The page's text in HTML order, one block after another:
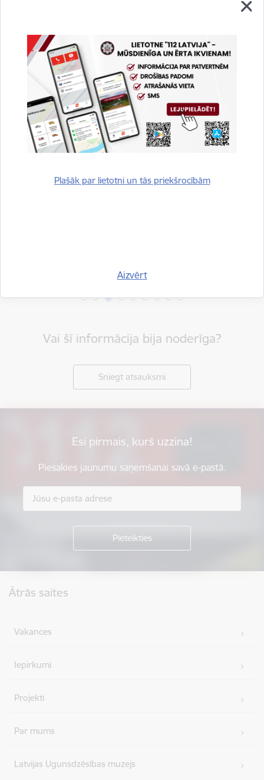
Plašāk par lietotni un tās priekšrocībām
Aizvērt
Aktualitātes: Jaunumi
Drukāt lapu
Dalīties
Vai šī informācija bija noderīga?
Sniegt atsauksmi
Esi pirmais, kurš uzzina!
Piesakies jaunumu saņemšanai savā e-pastā.
Ātrās saites
Vakances
Iepirkumi
Projekti
Par mums
Latvijas Ugunsdzēsības muzejs